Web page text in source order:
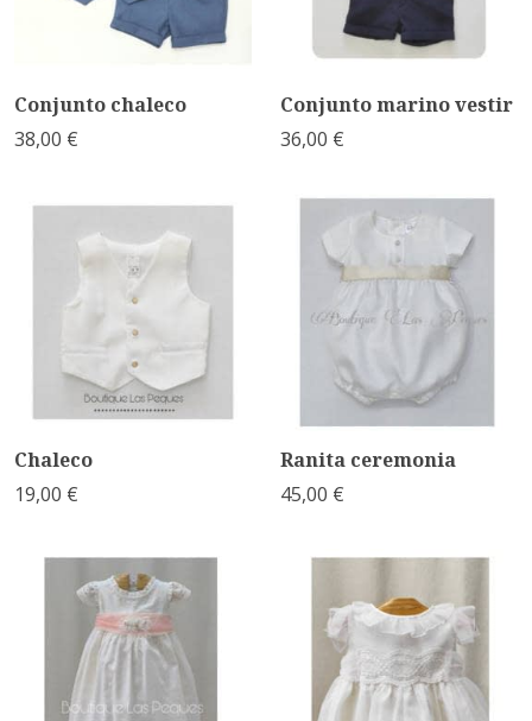
Conjunto chaleco
38,00 €
Conjunto marino vestir
36,00 €
Chaleco
19,00 €
Ranita ceremonia
45,00 €